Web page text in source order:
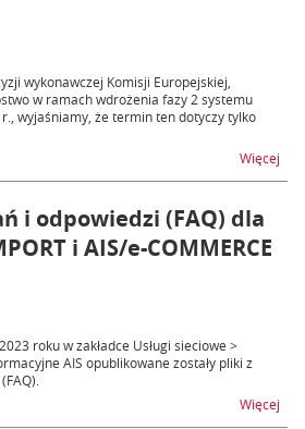
wykonawczej Komisji Europejskiej,
w ramach wdrożenia fazy 2 systemu
r., wyjaśniamy, że termin ten dotyczy tylko
Więcej
i odpowiedzi (FAQ) dla
i AIS/e-COMMERCE
roku w zakładce Usługi sieciowe >
AIS opublikowane zostały pliki z
Więcej